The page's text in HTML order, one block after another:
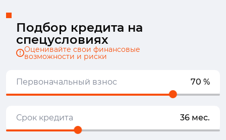
Подбор кредита на
спецусловиях
Оценивайте свои финансовые
возможности и риски
Первоначальный взнос 70 %
Срок кредита 36 мес.